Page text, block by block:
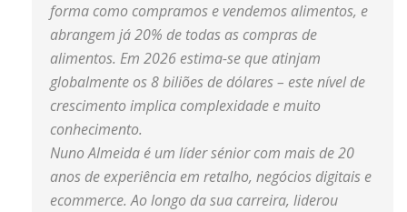
forma como compramos e vendemos alimentos, e
abrangem já 20% de todas as compras de
alimentos. Em 2026 estima-se que atinjam
globalmente os 8 biliões de dólares – este nível de
crescimento implica complexidade e muito
conhecimento.
Nuno Almeida é um líder sénior com mais de 20
anos de experiência em retalho, negócios digitais e
ecommerce. Ao longo da sua carreira, liderou